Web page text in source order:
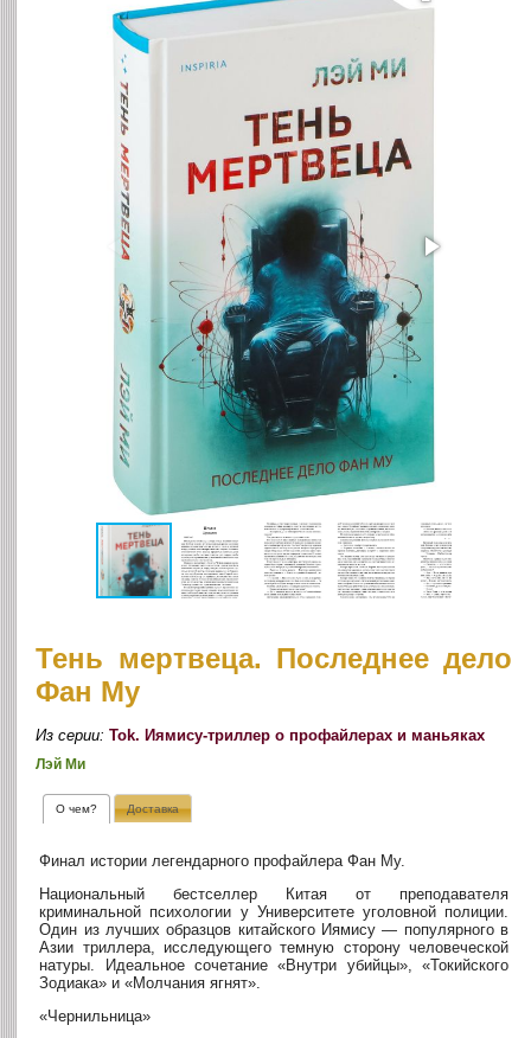
Тень мертвеца. Последнее дело
Фан Му
Из серии:Tok. Иямису-триллер о профайлерах и маньяках
Лэй Ми
О чем? Доставка
Финал истории легендарного профайлера Фан Му.
Национальный бестселлер Китая от преподавателя
криминальной психологии у Университете уголовной полиции.
Один из лучших образцов китайского Иямису — популярного в
Азии триллера, исследующего темную сторону человеческой
натуры. Идеальное сочетание «Внутри убийцы», «Токийского
Зодиака» и «Молчания ягнят».
«Чернильница»